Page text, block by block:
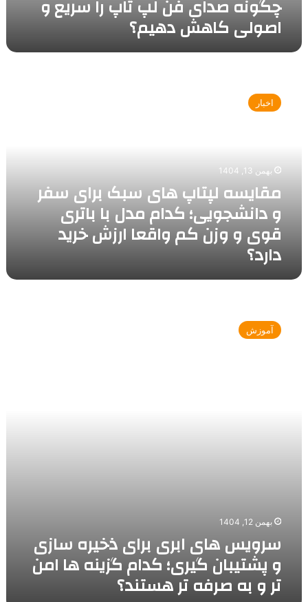
دهیم؟
چگونه صدای فن لپ تاپ را سریع و
اصولی کاهش دهیم؟
وزن
ارزش
اخبار
بهمن 13, 1404
مقایسه لپتاپ های سبک برای سفر
و دانشجویی؛ کدام مدل با باتری
قوی و وزن کم واقعا ارزش خرید
دارد؟
هستند؟
آموزش
بهمن 12, 1404
سرویس های ابری برای ذخیره سازی
و پشتیبان گیری؛ کدام گزینه ها امن
تر و به صرفه تر هستند؟